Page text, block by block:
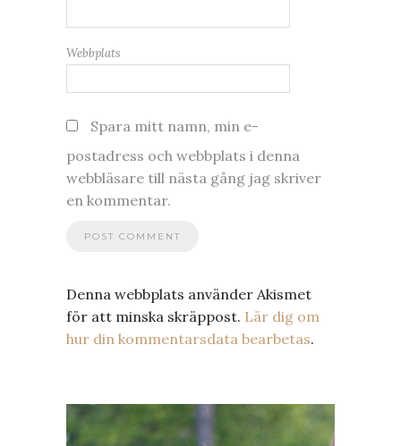
Webbplats
Spara mitt namn, min e-
postadress och webbplats i denna
webbläsare till nästa gång jag skriver
en kommentar.
Denna webbplats använder Akismet
för att minska skräppost. Lär dig om
hur din kommentarsdata bearbetas.